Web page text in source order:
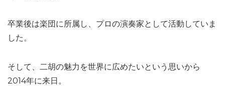
卒業後は楽団に所属し、プロの演奏家として活動していま
した。
そして、二胡の魅力を世界に広めたいという思いから
2014年に来日。